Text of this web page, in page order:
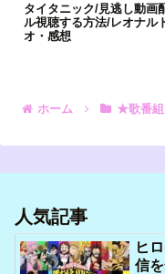
タイタニック/見逃し動画
ル視聴する方法/レオナル
オ・感想
ホーム ★歌番組
人気記事
ヒ
信